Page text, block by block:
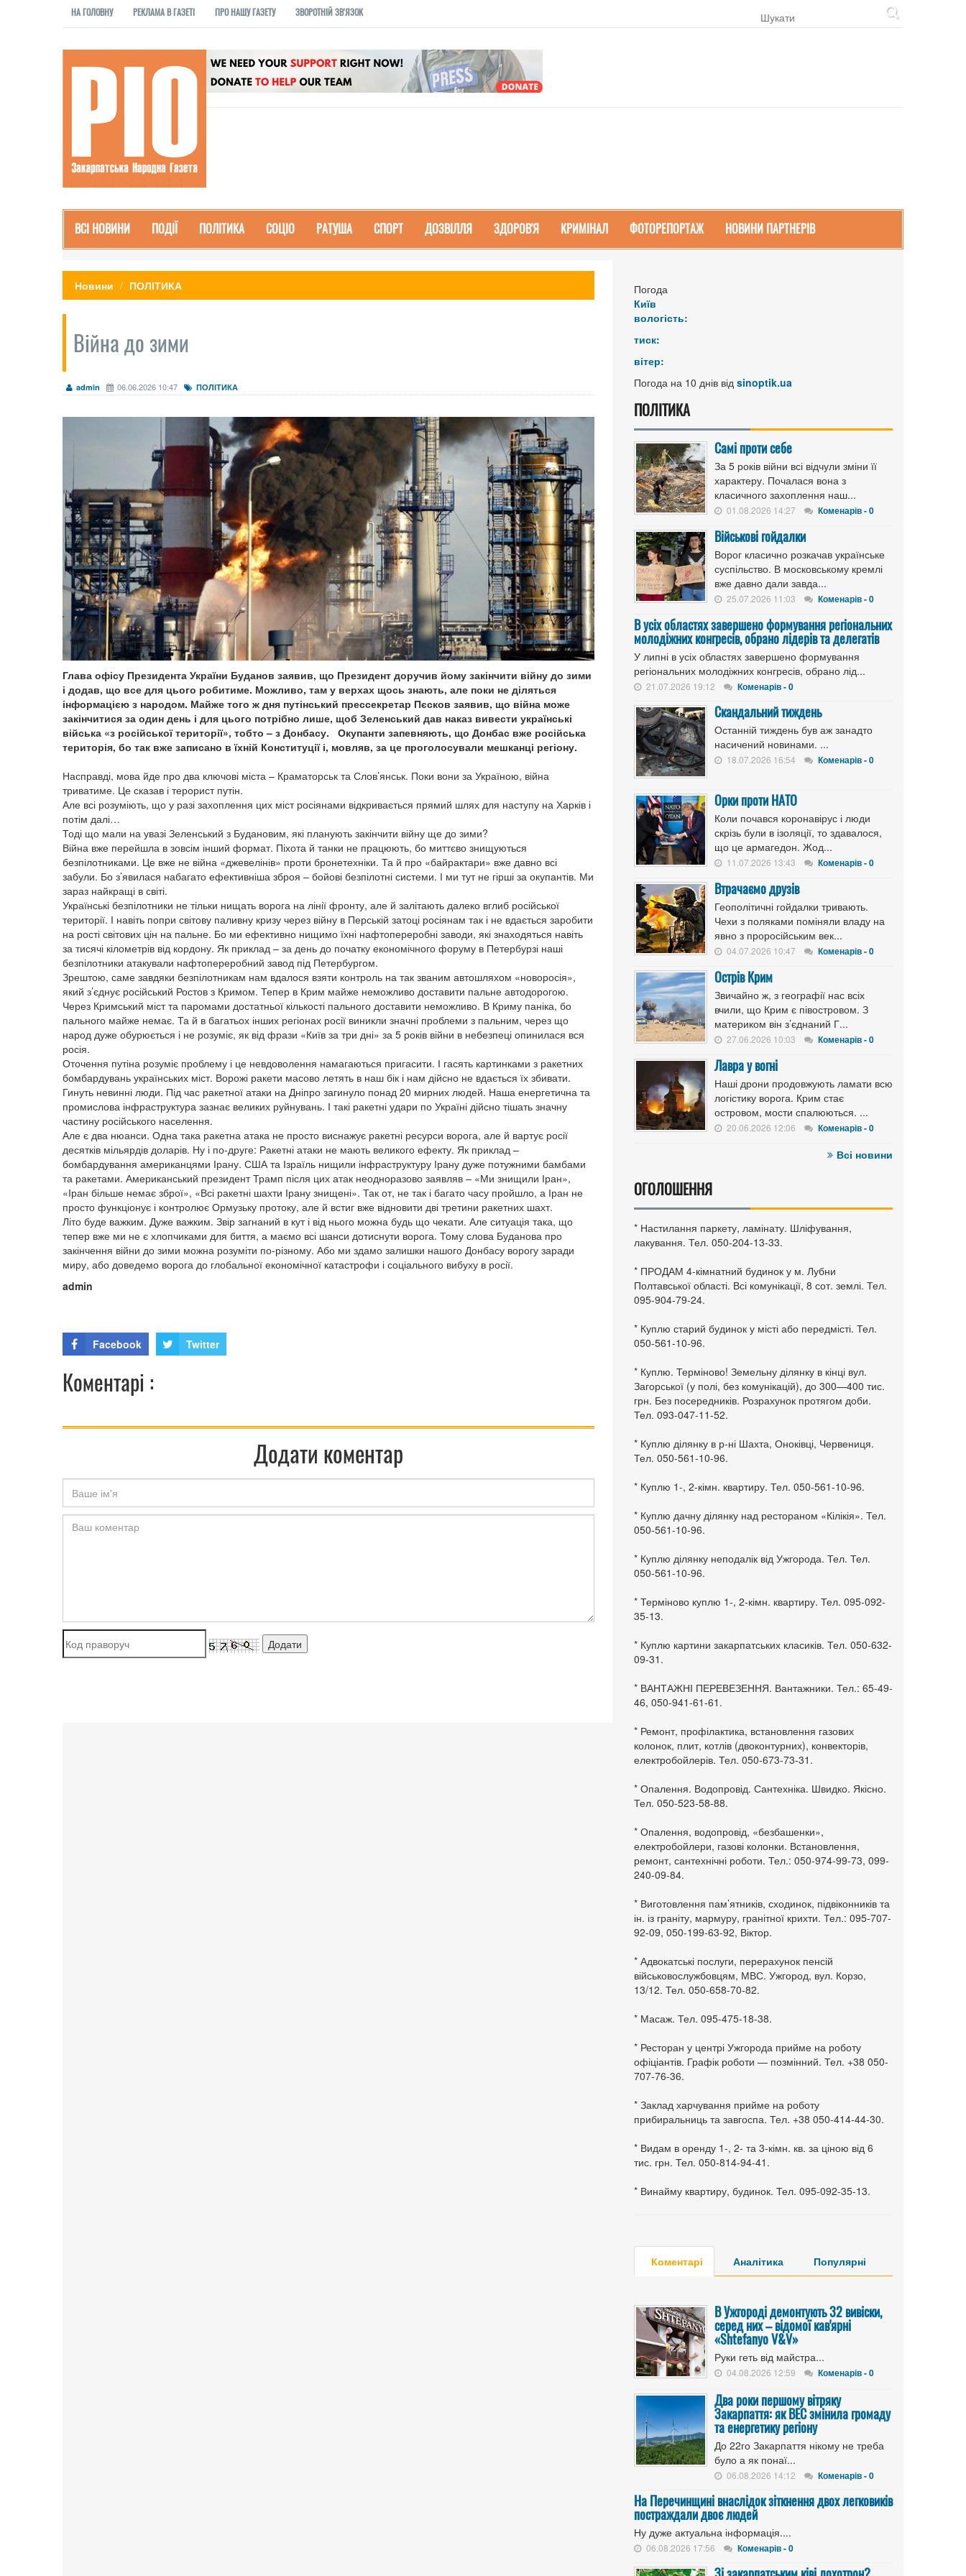
НА ГОЛОВНУ РЕКЛАМА В ГАЗЕТІ ПРО НАШУ ГАЗЕТУ ЗВОРОТНІЙ ЗВ'ЯЗОК
ВСІ НОВИНИ ПОДІЇ ПОЛІТИКА СОЦІО РАТУША СПОРТ ДОЗВІЛЛЯ ЗДОРОВ'Я КРИМІНАЛ ФОТОРЕПОРТАЖ НОВИНИ ПАРТНЕРІВ
Новини ПОЛІТИКА
Війна до зими
admin 06.06.2026 10:47 ПОЛІТИКА
Глава офісу Президента України Буданов заявив, що Президент доручив йому закінчити війну до зими
і додав, що все для цього робитиме. Можливо, там у верхах щось знають, але поки не діляться
інформацією з народом. Майже того ж дня путінський прессекретар Пєсков заявив, що війна може
закінчитися за один день і для цього потрібно лише, щоб Зеленський дав наказ вивести українські
війська «з російської території», тобто – з Донбасу. Окупанти запевняють, що Донбас вже російська
територія, бо так вже записано в їхній Конституції і, мовляв, за це проголосували мешканці регіону.
Насправді, мова йде про два ключові міста – Краматорськ та Слов’янськ. Поки вони за Україною, війна
триватиме. Це сказав і терорист путін.
Але всі розуміють, що у разі захоплення цих міст росіянами відкривається прямий шлях для наступу на Харків і
потім далі…
Тоді що мали на увазі Зеленський з Будановим, які планують закінчити війну ще до зими?
Війна вже перейшла в зовсім інший формат. Піхота й танки не працюють, бо миттєво знищуються
безпілотниками. Це вже не війна «джевелінів» проти бронетехніки. Та й про «байрактари» вже давно всі
забули. Бо з’явилася набагато ефективніша зброя – бойові безпілотні системи. І ми тут не гірші за окупантів. Ми
зараз найкращі в світі.
Українські безпілотники не тільки нищать ворога на лінії фронту, але й залітають далеко вглиб російської
території. І навіть попри світову паливну кризу через війну в Перській затоці росіянам так і не вдається заробити
на рості світових цін на пальне. Бо ми ефективно нищимо їхні нафтопереробні заводи, які знаходяться навіть
за тисячі кілометрів від кордону. Як приклад – за день до початку економічного форуму в Петербурзі наші
безпілотники атакували нафтопереробний завод під Петербургом.
Зрештою, саме завдяки безпілотникам нам вдалося взяти контроль на так званим автошляхом «новоросія»,
який з’єднує російський Ростов з Кримом. Тепер в Крим майже неможливо доставити пальне автодорогою.
Через Кримський міст та паромами достатньої кількості пального доставити неможливо. В Криму паніка, бо
пального майже немає. Та й в багатьох інших регіонах росії виникли значні проблеми з пальним, через що
народ дуже обурюється і не розуміє, як від фрази «Київ за три дні» за 5 років війни в небезпеці опинилася вся
росія.
Оточення путіна розуміє проблему і це невдоволення намагаються пригасити. І гасять картинками з ракетних
бомбардувань українських міст. Ворожі ракети масово летять в наш бік і нам дійсно не вдається їх збивати.
Гинуть невинні люди. Під час ракетної атаки на Дніпро загинуло понад 20 мирних людей. Наша енергетична та
промислова інфраструктура зазнає великих руйнувань. І такі ракетні удари по Україні дійсно тішать значну
частину російського населення.
Але є два нюанси. Одна така ракетна атака не просто виснажує ракетні ресурси ворога, але й вартує росії
десятків мільярдів доларів. Ну і по-друге: Ракетні атаки не мають великого ефекту. Як приклад –
бомбардування американцями Ірану. США та Ізраїль нищили інфраструктуру Ірану дуже потужними бамбами
та ракетами. Американський президент Трамп після цих атак неодноразово заявляв – «Ми знищили Іран»,
«Іран більше немає зброї», «Всі ракетні шахти Ірану знищені». Так от, не так і багато часу пройшло, а Іран не
просто функціонує і контролює Ормузьку протоку, але й встиг вже відновити дві третини ракетних шахт.
Літо буде важким. Дуже важким. Звір загнаний в кут і від нього можна будь що чекати. Але ситуація така, що
тепер вже ми не є хлопчиками для биття, а маємо всі шанси дотиснути ворога. Тому слова Буданова про
закінчення війни до зими можна розуміти по-різному. Або ми здамо залишки нашого Донбасу ворогу заради
миру, або доведемо ворога до глобальної економічної катастрофи і соціального вибуху в росії.
admin
Facebook Twitter
Коментарі :
Додати коментар
Погода
Київ
вологість:
тиск:
вітер:
Погода на 10 днів від sinoptik.ua
ПОЛІТИКА
Самі проти себе
За 5 років війни всі відчули зміни її
характеру. Почалася вона з
класичного захоплення наш...
01.08.2026 14:27 Коменарів - 0
Військові гойдалки
Ворог класично розкачав українське
суспільство. В московському кремлі
вже давно дали завда...
25.07.2026 11:03 Коменарів - 0
В усіх областях завершено формування регіональних
молодіжних конгресів, обрано лідерів та делегатів
У липні в усіх областях завершено формування
регіональних молодіжних конгресів, обрано лід...
21.07.2026 19:12 Коменарів - 0
Скандальний тиждень
Останній тиждень був аж занадто
насичений новинами. ...
18.07.2026 16:54 Коменарів - 0
Орки проти НАТО
Коли почався коронавірус і люди
скрізь були в ізоляції, то здавалося,
що це армагедон. Жод...
11.07.2026 13:43 Коменарів - 0
Втрачаємо друзів
Геополітичні гойдалки тривають.
Чехи з поляками поміняли владу на
явно з проросійським век...
04.07.2026 10:47 Коменарів - 0
Острів Крим
Звичайно ж, з географії нас всіх
вчили, що Крим є півостровом. З
материком він з’єднаний Г...
27.06.2026 10:03 Коменарів - 0
Лавра у вогні
Наші дрони продовжують ламати всю
логістику ворога. Крим стає
островом, мости спалюються. ...
20.06.2026 12:06 Коменарів - 0
Всі новини
ОГОЛОШЕННЯ
* Настилання паркету, ламінату. Шліфування,
лакування. Тел. 050-204-13-33.
* ПРОДАМ 4-кімнатний будинок у м. Лубни
Полтавської області. Всі комунікації, 8 сот. землі. Тел.
095-904-79-24.
* Куплю старий будинок у місті або передмісті. Тел.
050-561-10-96.
* Куплю. Терміново! Земельну ділянку в кінці вул.
Загорської (у полі, без комунікацій), до 300—400 тис.
грн. Без посередників. Розрахунок протягом доби.
Тел. 093-047-11-52.
* Куплю ділянку в р-ні Шахта, Оноківці, Червениця.
Тел. 050-561-10-96.
* Куплю 1-, 2-кімн. квартиру. Тел. 050-561-10-96.
* Куплю дачну ділянку над рестораном «Кілікія». Тел.
050-561-10-96.
* Куплю ділянку неподалік від Ужгорода. Тел. Тел.
050-561-10-96.
* Терміново куплю 1-, 2-кімн. квартиру. Тел. 095-092-
35-13.
* Куплю картини закарпатських класиків. Тел. 050-632-
09-31.
* ВАНТАЖНІ ПЕРЕВЕЗЕННЯ. Вантажники. Тел.: 65-49-
46, 050-941-61-61.
* Ремонт, профілактика, встановлення газових
колонок, плит, котлів (двоконтурних), конвекторів,
електробойлерів. Тел. 050-673-73-31.
* Опалення. Водопровід. Сантехніка. Швидко. Якісно.
Тел. 050-523-58-88.
* Опалення, водопровід, «безбашенки»,
електробойлери, газові колонки. Встановлення,
ремонт, сантехнічні роботи. Тел.: 050-974-99-73, 099-
240-09-84.
* Виготовлення пам’ятників, сходинок, підвіконників та
ін. із граніту, мармуру, гранітної крихти. Тел.: 095-707-
92-09, 050-199-63-92, Віктор.
* Адвокатські послуги, перерахунок пенсій
військовослужбовцям, МВС. Ужгород, вул. Корзо,
13/12. Тел. 050-658-70-82.
* Масаж. Тел. 095-475-18-38.
* Ресторан у центрі Ужгорода прийме на роботу
офіціантів. Графік роботи — позмінний. Тел. +38 050-
707-76-36.
* Заклад харчування прийме на роботу
прибиральниць та завгоспа. Тел. +38 050-414-44-30.
* Видам в оренду 1-, 2- та 3-кімн. кв. за ціною від 6
тис. грн. Тел. 050-814-94-41.
* Винайму квартиру, будинок. Тел. 095-092-35-13.
Коментарі Аналітика Популярні
В Ужгороді демонтують 32 вивіски,
серед них – відомої кав'ярні
«Shtefanyo V&V»
Руки геть від майстра...
04.08.2026 12:59 Коменарів - 0
Два роки першому вітряку
Закарпаття: як ВЕС змінила громаду
та енергетику регіону
До 22го Закарпаття нікому не треба
було а як понаї...
06.08.2026 14:12 Коменарів - 0
На Перечинщині внаслідок зіткнення двох легковиків
постраждали двоє людей
Ну дуже актуальна інформація....
06.08.2026 17:56 Коменарів - 0